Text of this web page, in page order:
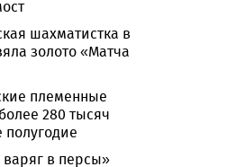
шахматистка в
золото «Матча
племенные
280 тысяч
полугодие
варяг в персы»